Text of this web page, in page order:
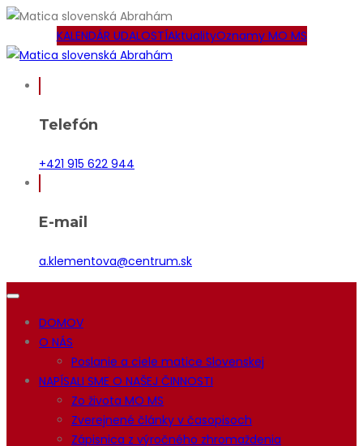
KALENDÁR UDALOSTÍAktualityOznamy MO MS
Telefón
+421 915 622 944
E-mail
a.klementova@centrum.sk
DOMOV
O NÁS
Poslanie a ciele matice Slovenskej
NAPÍSALI SME O NAŠEJ ČINNOSTI
Zo života MO MS
Zverejnené články v časopisoch
Zápisnica z výročného zhromaždenia